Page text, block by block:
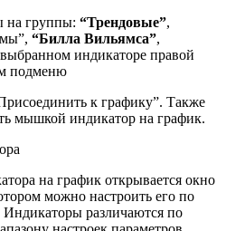
на группы: “Трендовые”,
“Билла Вильямса”,
индикаторе правой
подменю
к графику”. Также
мышкой индикатор на график.
на график открывается окно
можно настроить его по
различаются по